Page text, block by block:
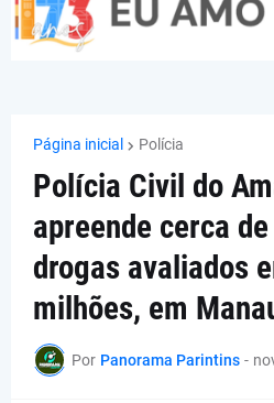
Página inicial Polícia
Polícia Civil do
apreende cerca
drogas avaliados
milhões, em
Por Panorama Parintins -